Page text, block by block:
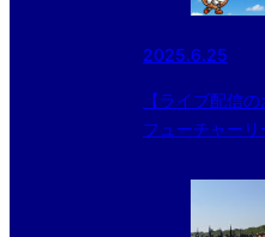
2025.6.25
【ライブ配信
フューチャー